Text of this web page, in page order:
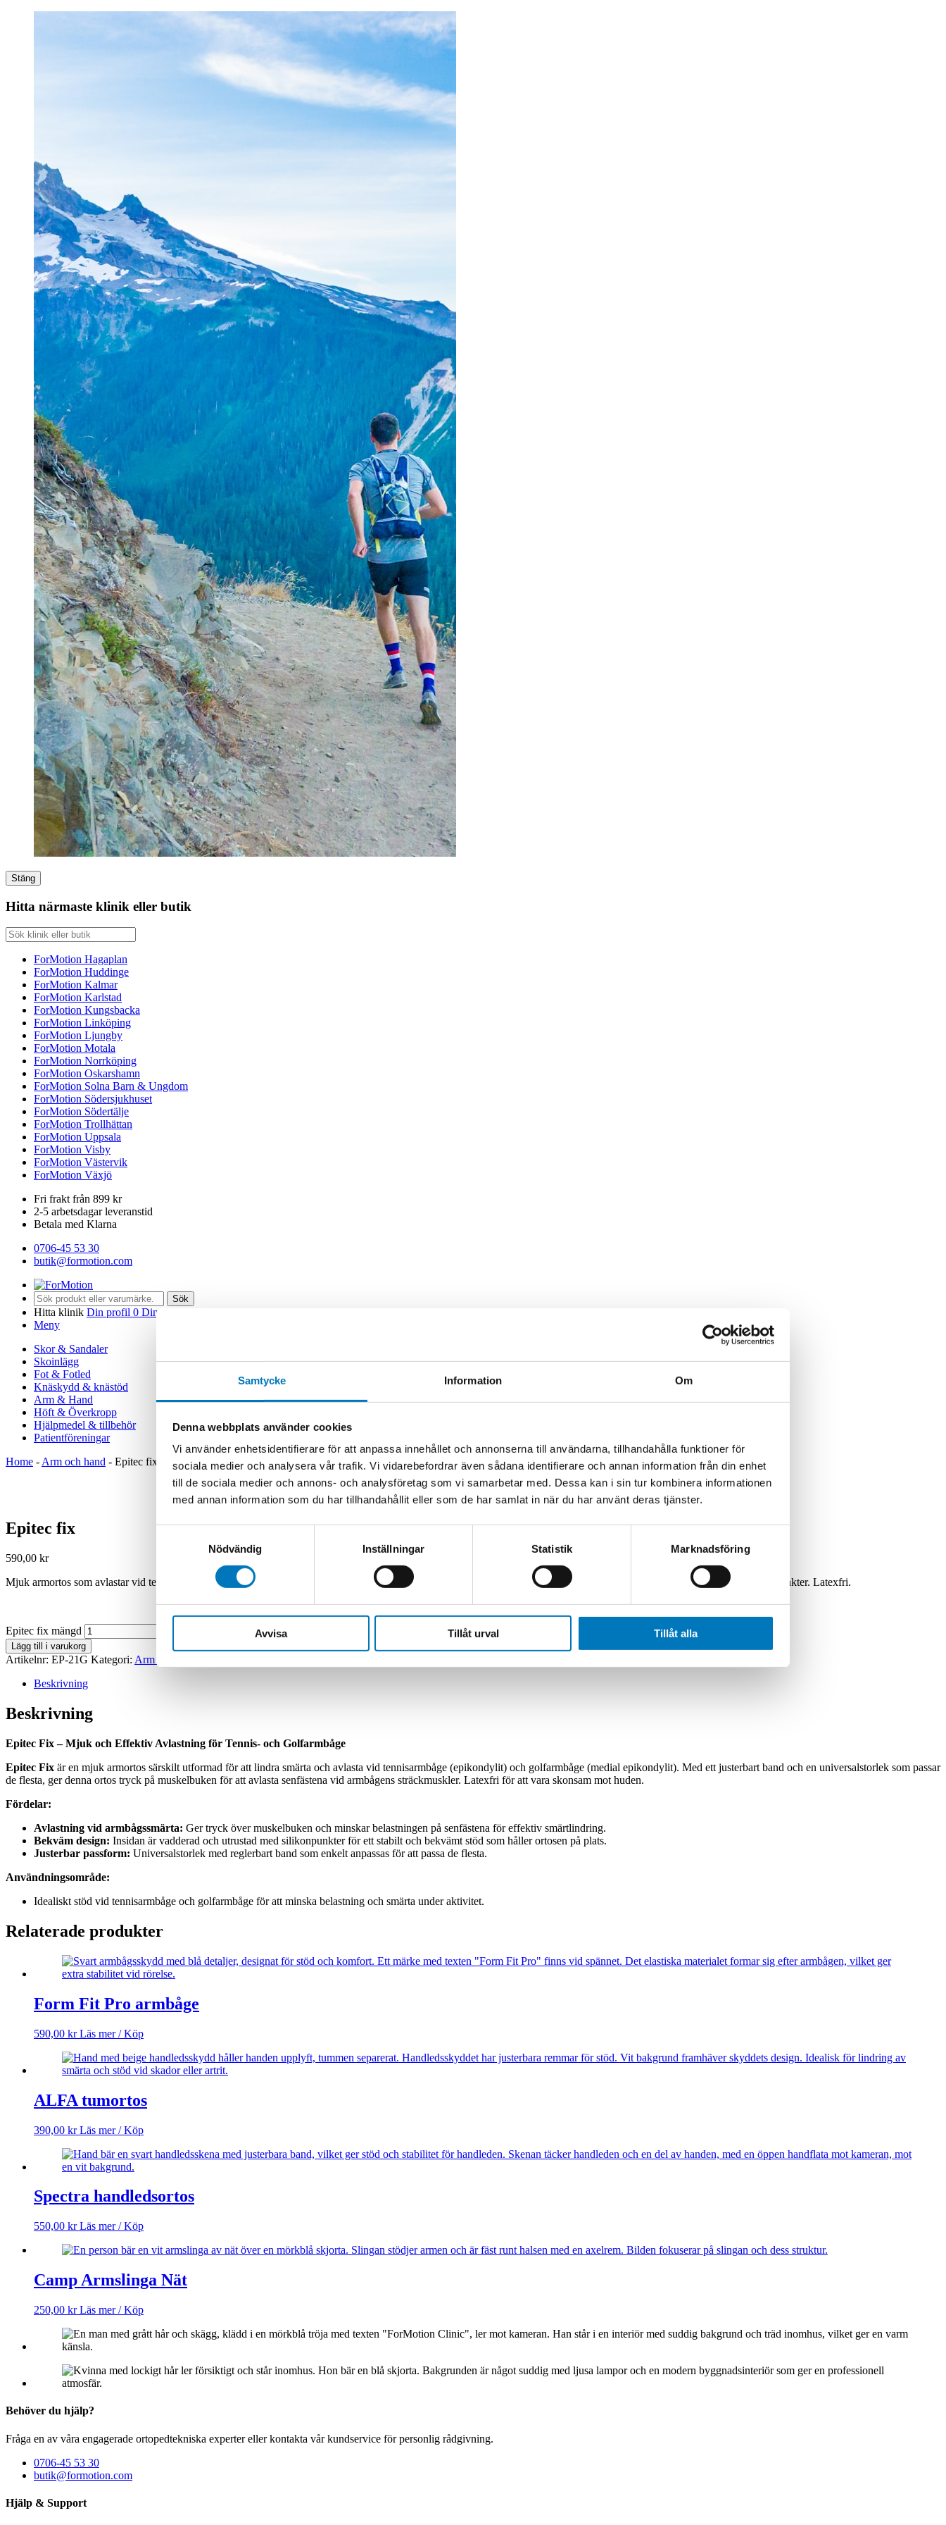
Samtycke Information Om
Denna webbplats använder cookies
Vi använder enhetsidentifierare för att anpassa innehållet och annonserna till användarna, tillhandahålla funktioner för
sociala medier och analysera vår trafik. Vi vidarebefordrar även sådana identifierare och annan information från din enhet
till de sociala medier och annons- och analysföretag som vi samarbetar med. Dessa kan i sin tur kombinera informationen
med annan information som du har tillhandahållit eller som de har samlat in när du har använt deras tjänster.
Nödvändig
Inställningar Statistik Marknadsföring
Avvisa Tillåt urval Tillåt alla
Stäng
Hitta närmaste klinik eller butik
ForMotion Hagaplan
ForMotion Huddinge
ForMotion Kalmar
ForMotion Karlstad
ForMotion Kungsbacka
ForMotion Linköping
ForMotion Ljungby
ForMotion Motala
ForMotion Norrköping
ForMotion Oskarshamn
ForMotion Solna Barn & Ungdom
ForMotion Södersjukhuset
ForMotion Södertälje
ForMotion Trollhättan
ForMotion Uppsala
ForMotion Visby
ForMotion Västervik
ForMotion Växjö
Fri frakt från 899 kr
2-5 arbetsdagar leveranstid
Betala med Klarna
0706-45 53 30
butik@formotion.com
Sök
Hitta klinik Din profil 0 Din varukorg
Meny
Skor & Sandaler
Skoinlägg
Fot & Fotled
Knäskydd & knästöd
Arm & Hand
Höft & Överkropp
Hjälpmedel & tillbehör
Patientföreningar
Home -Arm och hand - Epitec fix
Epitec fix
590,00 kr
Mjuk armortos som avlastar vid tennisarmbåge (epikondylit) och golfarmbåge (medial epikondylit). Universalstorlek passar alla, reglerbar. Insidan är vadderad och har silikonpunkter. Latexfri.
Epitec fix mängd
Lägg till i varukorg
Artikelnr: EP-21G Kategori: Arm och hand
Beskrivning
Beskrivning
Epitec Fix – Mjuk och Effektiv Avlastning för Tennis- och Golfarmbåge
Epitec Fix är en mjuk armortos särskilt utformad för att lindra smärta och avlasta vid tennisarmbåge (epikondylit) och golfarmbåge (medial epikondylit). Med ett justerbart band och en universalstorlek som passar
de flesta, ger denna ortos tryck på muskelbuken för att avlasta senfästena vid armbågens sträckmuskler. Latexfri för att vara skonsam mot huden.
Fördelar:
Avlastning vid armbågssmärta: Ger tryck över muskelbuken och minskar belastningen på senfästena för effektiv smärtlindring.
Bekväm design: Insidan är vadderad och utrustad med silikonpunkter för ett stabilt och bekvämt stöd som håller ortosen på plats.
Justerbar passform: Universalstorlek med reglerbart band som enkelt anpassas för att passa de flesta.
Användningsområde:
Idealiskt stöd vid tennisarmbåge och golfarmbåge för att minska belastning och smärta under aktivitet.
Relaterade produkter
Form Fit Pro armbåge
590,00 kr Läs mer / Köp
ALFA tumortos
390,00 kr Läs mer / Köp
Spectra handledsortos
550,00 kr Läs mer / Köp
Camp Armslinga Nät
250,00 kr Läs mer / Köp
Behöver du hjälp?
Fråga en av våra engagerade ortopedtekniska experter eller kontakta vår kundservice för personlig rådgivning.
0706-45 53 30
butik@formotion.com
Hjälp & Support